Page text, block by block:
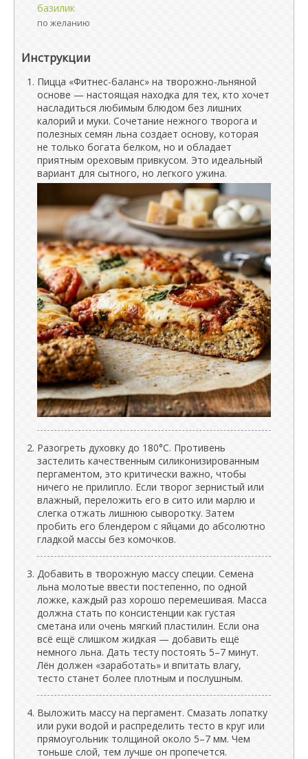
базилик
по желанию
Инструкции
Пицца «Фитнес-баланс» на творожно-льняной
основе — настоящая находка для тех, кто хочет
насладиться любимым блюдом без лишних
калорий и муки. Сочетание нежного творога и
полезных семян льна создает основу, которая
не только богата белком, но и обладает
приятным ореховым привкусом. Это идеальный
вариант для сытного, но легкого ужина.
Разогреть духовку до 180°C. Противень
застелить качественным силиконизированным
пергаментом, это критически важно, чтобы
ничего не прилипло. Если творог зернистый или
влажный, переложить его в сито или марлю и
слегка отжать лишнюю сыворотку. Затем
пробить его блендером с яйцами до абсолютно
гладкой массы без комочков.
Добавить в творожную массу специи. Семена
льна молотые ввести постепенно, по одной
ложке, каждый раз хорошо перемешивая. Масса
должна стать по консистенции как густая
сметана или очень мягкий пластилин. Если она
всё ещё слишком жидкая — добавить ещё
немного льна. Дать тесту постоять 5–7 минут.
Лён должен «заработать» и впитать влагу,
тесто станет более плотным и послушным.
Выложить массу на пергамент. Смазать лопатку
или руки водой и распределить тесто в круг или
прямоугольник толщиной около 5–7 мм. Чем
тоньше слой, тем лучше он пропечется.